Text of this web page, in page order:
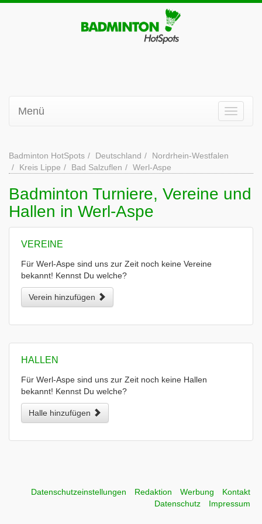
Menü
Badminton HotSpots Deutschland
Nordrhein-Westfalen
Kreis Lippe
Bad Salzuflen Werl-Aspe
Badminton Turniere, Vereine und
Hallen in Werl-Aspe
VEREINE
Für Werl-Aspe sind uns zur Zeit noch keine Vereine
bekannt! Kennst Du welche?
Verein hinzufügen
HALLEN
Für Werl-Aspe sind uns zur Zeit noch keine Hallen
bekannt! Kennst Du welche?
Halle hinzufügen
Datenschutzeinstellungen Redaktion Werbung
Kontakt
Datenschutz
Impressum